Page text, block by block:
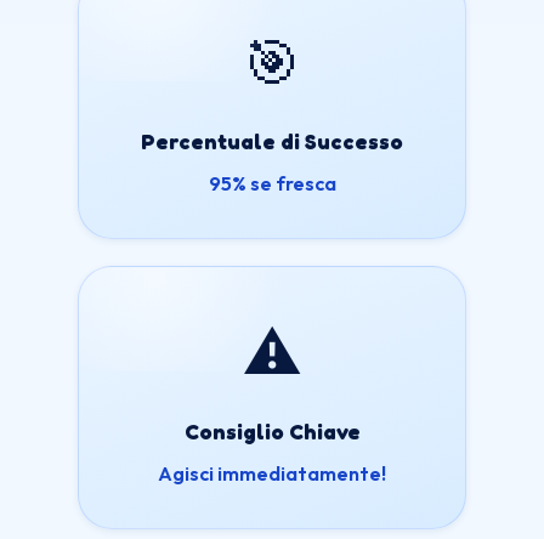
🎯
Percentuale di Successo
95% se fresca
⚠️
Consiglio Chiave
Agisci immediatamente!